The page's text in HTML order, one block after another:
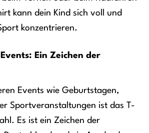
kann dein Kind sich voll und
konzentrieren.
Ein Zeichen der
Events wie Geburtstagen,
Sportveranstaltungen ist das T-
Es ist ein Zeichen der